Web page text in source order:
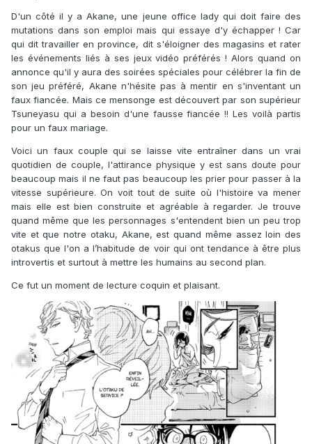
D'un côté il y a Akane, une jeune office lady qui doit faire des
mutations dans son emploi mais qui essaye d'y échapper ! Car
qui dit travailler en province, dit s'éloigner des magasins et rater
les événements liés à ses jeux vidéo préférés ! Alors quand on
annonce qu'il y aura des soirées spéciales pour célébrer la fin de
son jeu préféré, Akane n'hésite pas à mentir en s'inventant un
faux fiancée. Mais ce mensonge est découvert par son supérieur
Tsuneyasu qui a besoin d'une fausse fiancée !! Les voilà partis
pour un faux mariage.
Voici un faux couple qui se laisse vite entraîner dans un vrai
quotidien de couple, l'attirance physique y est sans doute pour
beaucoup mais il ne faut pas beaucoup les prier pour passer à la
vitesse supérieure. On voit tout de suite où l'histoire va mener
mais elle est bien construite et agréable à regarder. Je trouve
quand même que les personnages s'entendent bien un peu trop
vite et que notre otaku, Akane, est quand même assez loin des
otakus que l'on a l’habitude de voir qui ont tendance à être plus
introvertis et surtout à mettre les humains au second plan.
Ce fut un moment de lecture coquin et plaisant.